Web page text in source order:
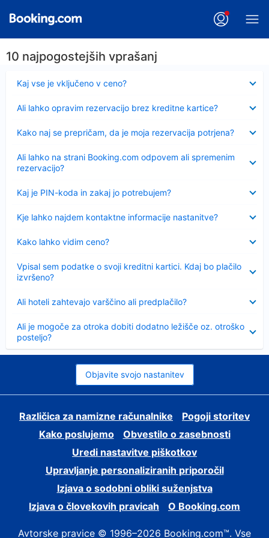
10 najpogostejših vprašanj
Kaj vse je vključeno v ceno?
Ali lahko opravim rezervacijo brez kreditne kartice?
Kako naj se prepričam, da je moja rezervacija potrjena?
Ali lahko na strani Booking.com odpovem ali spremenim
rezervacijo?
Kaj je PIN-koda in zakaj jo potrebujem?
Kje lahko najdem kontaktne informacije nastanitve?
Kako lahko vidim ceno?
Vpisal sem podatke o svoji kreditni kartici. Kdaj bo plačilo
izvršeno?
Ali hoteli zahtevajo varščino ali predplačilo?
Ali je mogoče za otroka dobiti dodatno ležišče oz. otroško
posteljo?
Objavite svojo nastanitev
Različica za namizne računalnike
Pogoji storitev
Kako poslujemo
Obvestilo o zasebnosti
Uredi nastavitve piškotkov
Upravljanje personaliziranih priporočil
Izjava o sodobni obliki suženjstva
Izjava o človekovih pravicah
O Booking.com
Avtorske pravice © 1996–2026 Booking.com™. Vse